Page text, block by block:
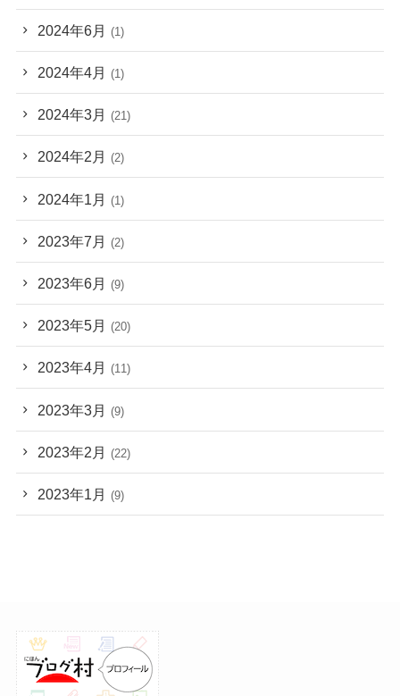
2024年6月 (1)
2024年4月 (1)
2024年3月 (21)
2024年2月 (2)
2024年1月 (1)
2023年7月 (2)
2023年6月 (9)
2023年5月 (20)
2023年4月 (11)
2023年3月 (9)
2023年2月 (22)
2023年1月 (9)